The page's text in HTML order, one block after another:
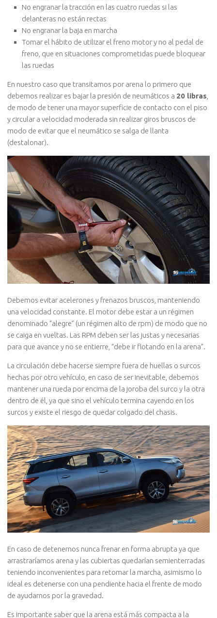
No engranar la tracción en las cuatro ruedas si las
delanteras no están rectas
No engranar la baja en marcha
Tomar el hábito de utilizar el freno motor y no al pedal de
freno, que en situaciones comprometidas puede bloquear
las ruedas
En nuestro caso que transitamos por arena lo primero que
debemos realizar es bajar la presión de neumáticos a 20 libras
de modo de tener una mayor superficie de contacto con el piso
y circular a velocidad moderada sin realizar giros bruscos de
modo de evitar que el neumático se salga de llanta
(destalonar).
Debemos evitar acelerones y frenazos bruscos, manteniendo
una velocidad constante. El motor debe estar a un régimen
denominado “alegre” (un régimen alto de rpm) de modo que no
se caiga en vueltas. Las RPM deben ser las justas y necesarias
para que avance y no se entierre, “debe ir flotando en la arena”.
La circulación debe hacerse siempre fuera de huellas o surcos
hechas por otro vehículo, en caso de ser inevitable, debemos
mantener una rueda por encima de la joroba del surco y la otra
dentro de él, ya que sino el vehículo termina cayendo en los
surcos y existe el riesgo de quedar colgado del chasis.
En caso de detenernos nunca frenar en forma abrupta ya que
arrastraríamos arena y las cubiertas quedarían semienterradas
teniendo inconvenientes para retomar la marcha, asimismo lo
ideal es detenerse con una pendiente hacia el frente de modo
de ayudarnos por la gravedad.
Es importante saber que la arena está más compacta a la